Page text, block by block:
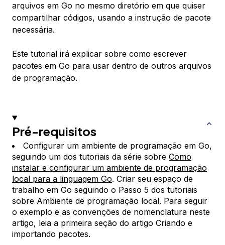
arquivos em Go no mesmo diretório em que quiser
compartilhar códigos, usando a instrução de pacote
necessária.
Este tutorial irá explicar sobre como escrever
pacotes em Go para usar dentro de outros arquivos
de programação.
Pré-requisitos
Configurar um ambiente de programação em Go,
seguindo um dos tutoriais da série sobre Como
instalar e configurar um ambiente de programação
local para a linguagem Go. Criar seu espaço de
trabalho em Go seguindo o Passo 5 dos tutoriais
sobre Ambiente de programação local. Para seguir
o exemplo e as convenções de nomenclatura neste
artigo, leia a primeira seção do artigo Criando e
importando pacotes.